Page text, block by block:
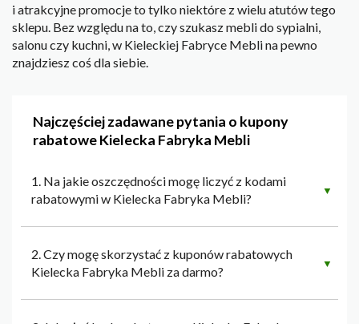
i atrakcyjne promocje to tylko niektóre z wielu atutów tego
sklepu. Bez względu na to, czy szukasz mebli do sypialni,
salonu czy kuchni, w Kieleckiej Fabryce Mebli na pewno
znajdziesz coś dla siebie.
Najczęściej zadawane pytania o kupony
rabatowe Kielecka Fabryka Mebli
1. Na jakie oszczędności mogę liczyć z kodami
rabatowymi w Kielecka Fabryka Mebli?
▼
2. Czy mogę skorzystać z kuponów rabatowych
Kielecka Fabryka Mebli za darmo?
▼